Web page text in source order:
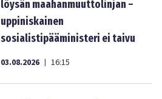
löysän maahanmuuttolinjan –
uppiniskainen
sosialistipääministeri ei taivu
03.08.2026 | 16:15